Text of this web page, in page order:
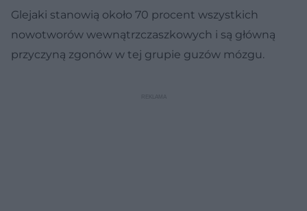
Glejaki stanowią około 70 procent wszystkich
nowotworów wewnątrzczaszkowych i są główną
przyczyną zgonów w tej grupie guzów mózgu.